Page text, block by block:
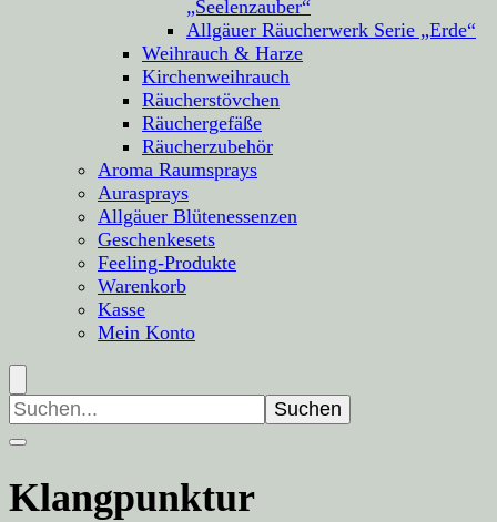
„Seelenzauber“
Allgäuer Räucherwerk Serie „Erde“
Weihrauch & Harze
Kirchenweihrauch
Räucherstövchen
Räuchergefäße
Räucherzubehör
Aroma Raumsprays
Aurasprays
Allgäuer Blütenessenzen
Geschenkesets
Feeling-Produkte
Warenkorb
Kasse
Mein Konto
Suchen
nach:
Klangpunktur